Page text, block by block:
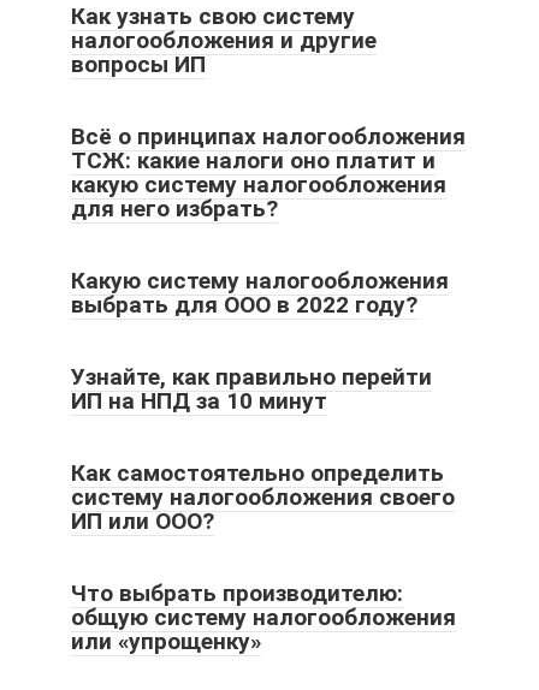
Как узнать свою систему
налогообложения и другие
вопросы ИП
Всё о принципах налогообложения
ТСЖ: какие налоги оно платит и
какую систему налогообложения
для него избрать?
Какую систему налогообложения
выбрать для ООО в 2022 году?
Узнайте, как правильно перейти
ИП на НПД за 10 минут
Как самостоятельно определить
систему налогообложения своего
ИП или ООО?
Что выбрать производителю:
общую систему налогообложения
или «упрощенку»